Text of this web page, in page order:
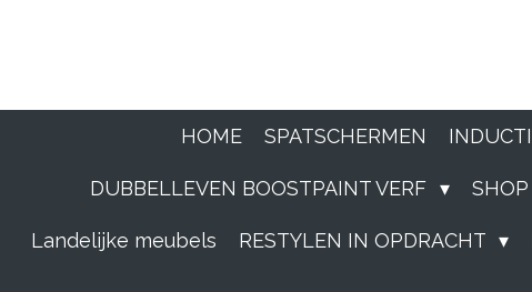
hoofdinhoud
HOME SPATSCHERMEN
DUBBELLEVEN BOOSTPAINT VERF SHOP
Landelijke meubels RESTYLEN IN OPDRACHT